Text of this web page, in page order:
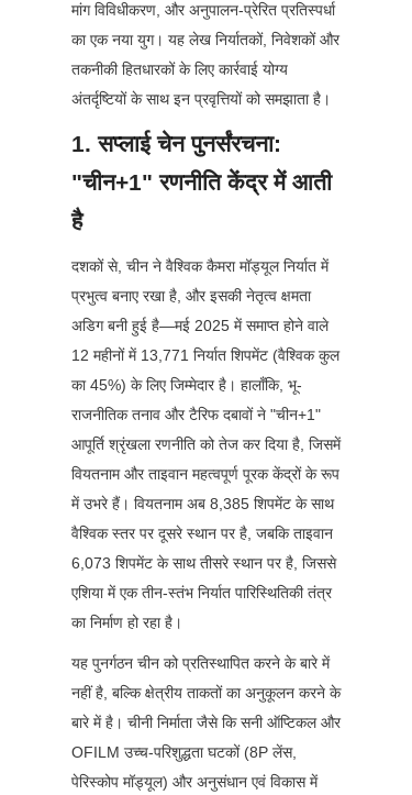
मांग विविधीकरण, और अनुपालन-प्रेरित प्रतिस्पर्धा
का एक नया युग। यह लेख निर्यातकों, निवेशकों और
तकनीकी हितधारकों के लिए कार्रवाई योग्य
अंतर्दृष्टियों के साथ इन प्रवृत्तियों को समझाता है।
1. सप्लाई चेन पुनर्संरचना:
"चीन+1" रणनीति केंद्र में आती
है
दशकों से, चीन ने वैश्विक कैमरा मॉड्यूल निर्यात में
प्रभुत्व बनाए रखा है, और इसकी नेतृत्व क्षमता
अडिग बनी हुई है—मई 2025 में समाप्त होने वाले
12 महीनों में 13,771 निर्यात शिपमेंट (वैश्विक कुल
का 45%) के लिए जिम्मेदार है। हालाँकि, भू-
राजनीतिक तनाव और टैरिफ दबावों ने "चीन+1"
आपूर्ति श्रृंखला रणनीति को तेज कर दिया है, जिसमें
वियतनाम और ताइवान महत्वपूर्ण पूरक केंद्रों के रूप
में उभरे हैं। वियतनाम अब 8,385 शिपमेंट के साथ
वैश्विक स्तर पर दूसरे स्थान पर है, जबकि ताइवान
6,073 शिपमेंट के साथ तीसरे स्थान पर है, जिससे
एशिया में एक तीन-स्तंभ निर्यात पारिस्थितिकी तंत्र
का निर्माण हो रहा है।
यह पुनर्गठन चीन को प्रतिस्थापित करने के बारे में
नहीं है, बल्कि क्षेत्रीय ताकतों का अनुकूलन करने के
बारे में है। चीनी निर्माता जैसे कि सनी ऑप्टिकल और
OFILM उच्च-परिशुद्धता घटकों (8P लेंस,
पेरिस्कोप मॉड्यूल) और अनुसंधान एवं विकास में